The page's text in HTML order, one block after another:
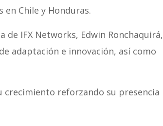
en Chile y Honduras.
de IFX Networks, Edwin Ronchaquirá,
adaptación e innovación, así como
crecimiento reforzando su presencia